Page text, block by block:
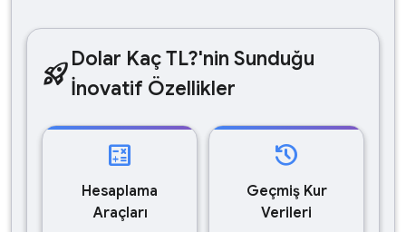
rocket_launchDolar Kaç TL?'nin Sunduğu
İnovatif Özellikler
calculate
Hesaplama
Araçları
history
Geçmiş Kur
Verileri